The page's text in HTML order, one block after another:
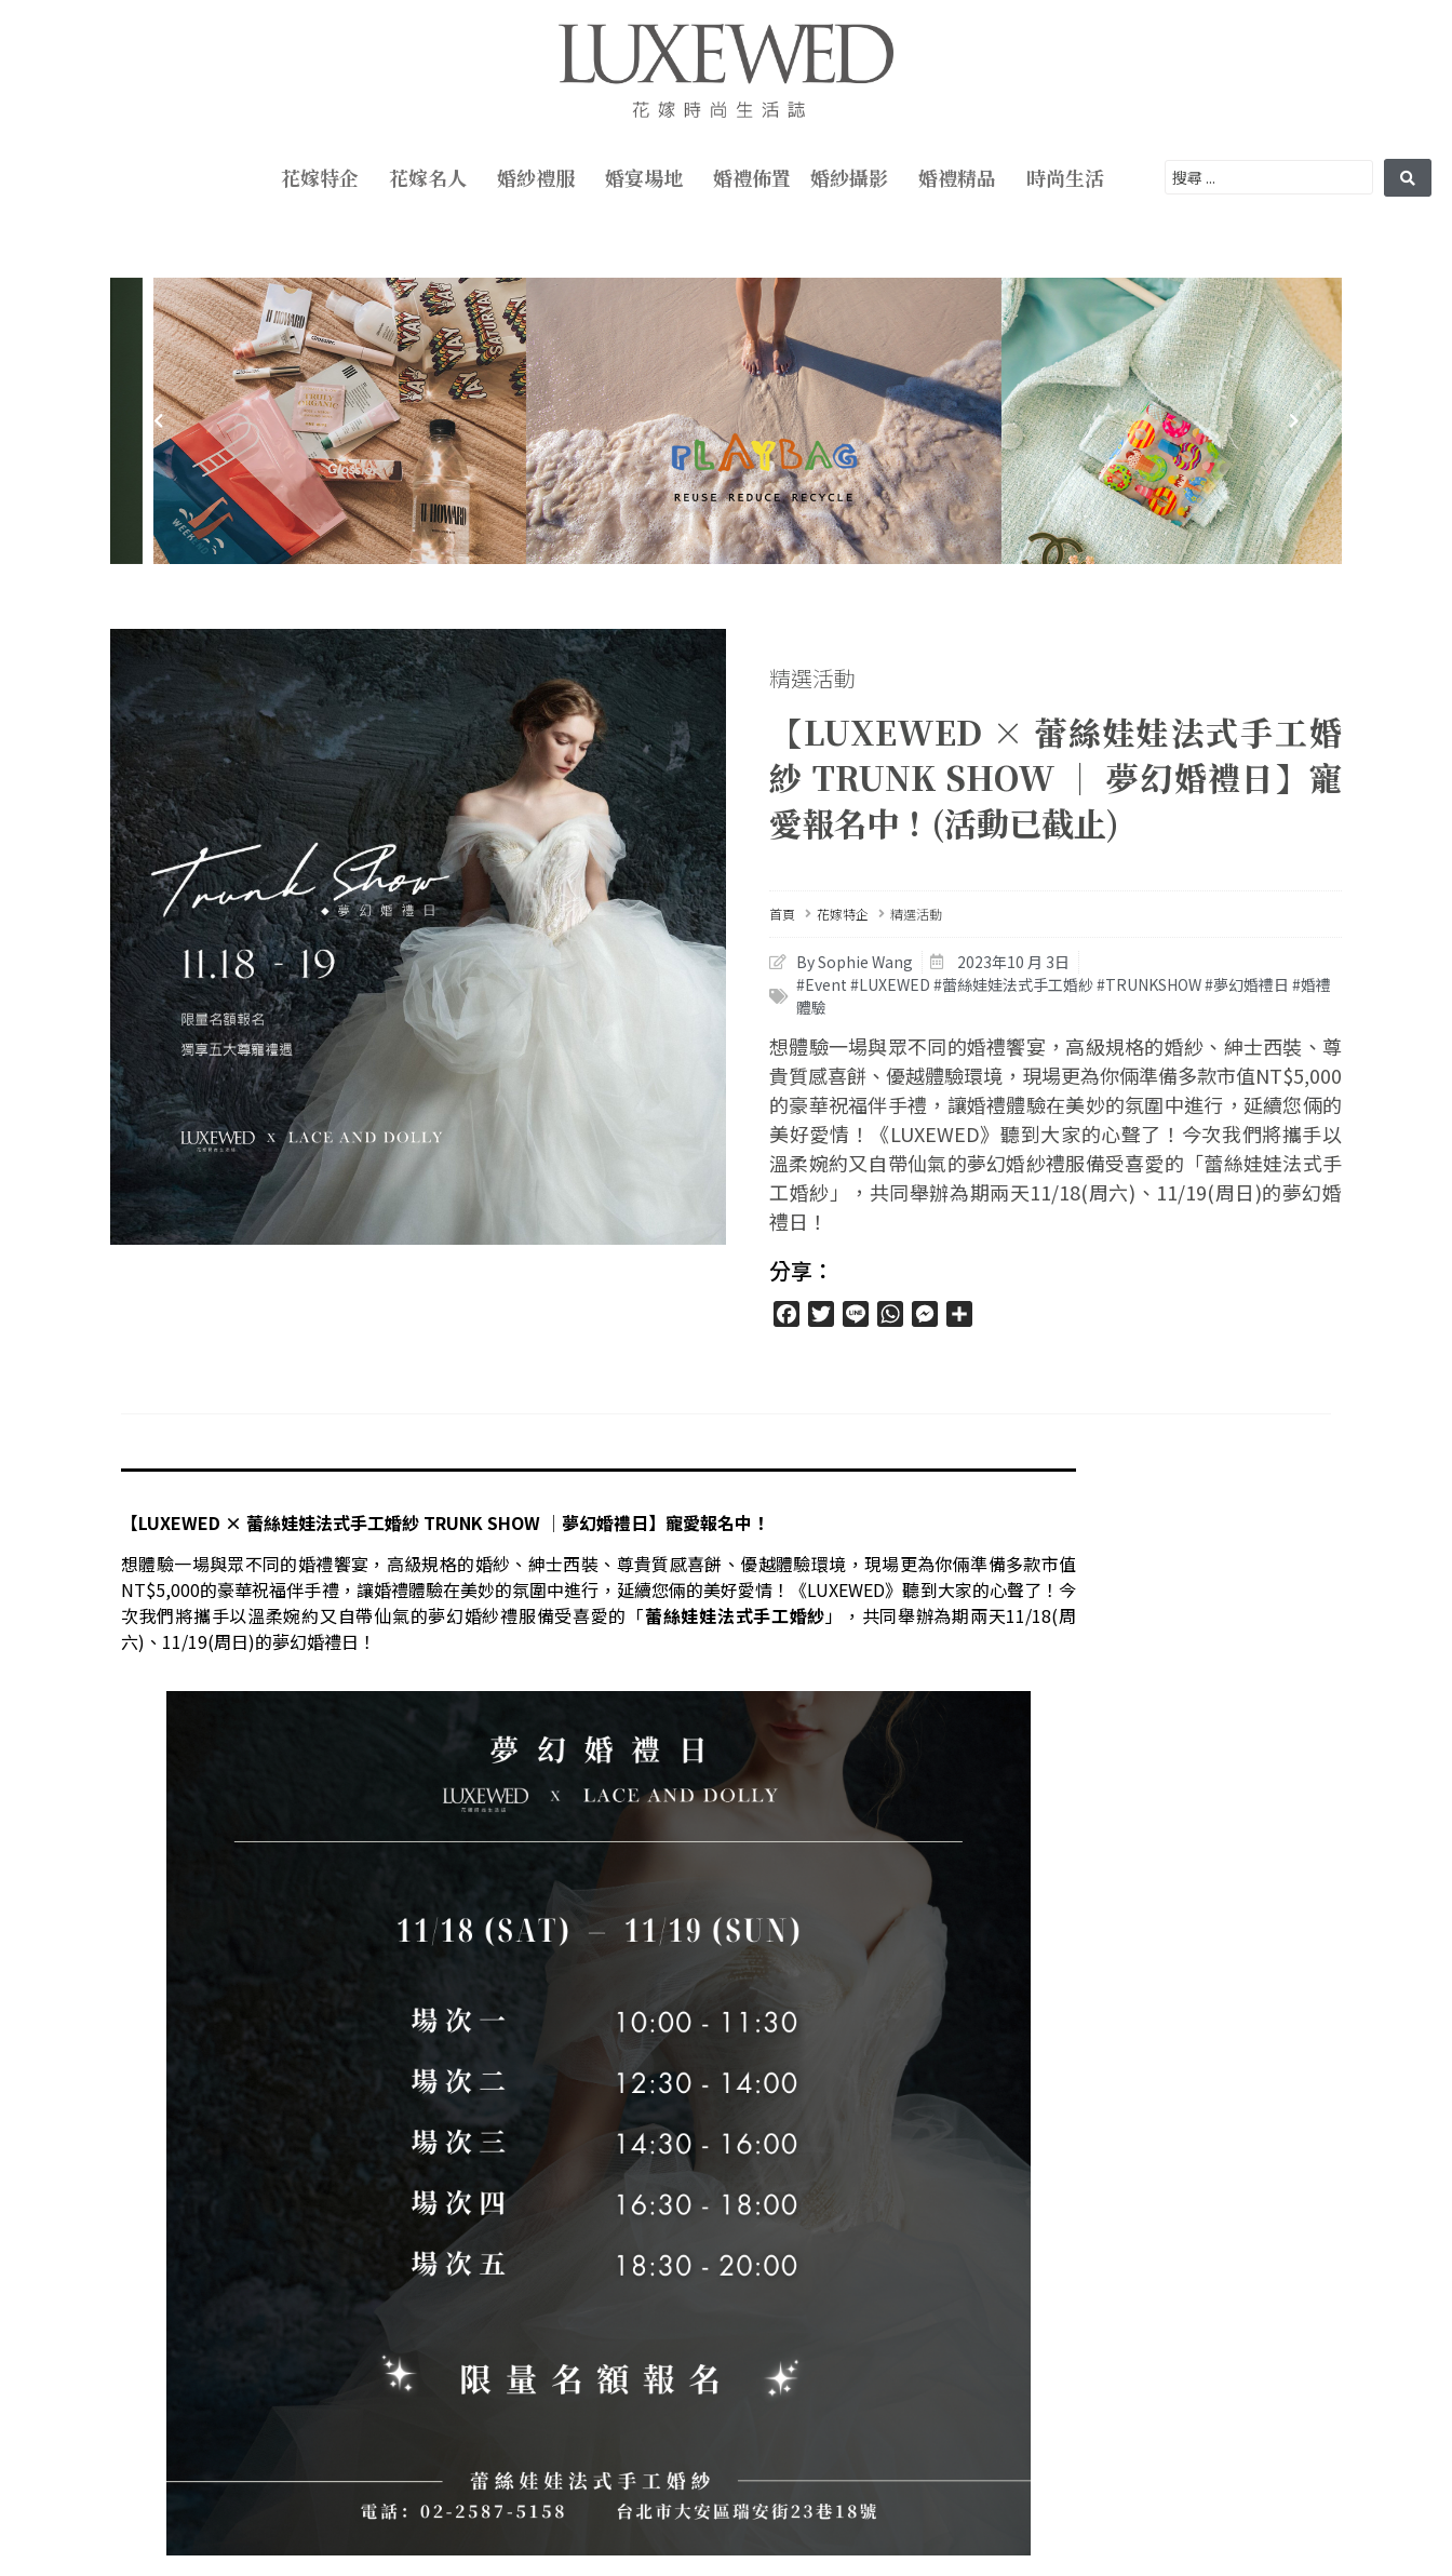
花嫁特企 花嫁名人 婚紗禮服 婚宴場地 婚禮佈置 婚紗攝影 婚禮精品 時尚生活
精選活動
【LUXEWED × 蕾絲娃娃法式手工婚
紗 TRUNK SHOW │ 夢幻婚禮日】寵
愛報名中！(活動已截止)
首頁 花嫁特企 精選活動
By Sophie Wang
2023年10 月 3日
#Event #LUXEWED #蕾絲娃娃法式手工婚紗 #TRUNKSHOW #夢幻婚禮日 #婚禮
體驗
想體驗一場與眾不同的婚禮饗宴，高級規格的婚紗、紳士西裝、尊
貴質感喜餅、優越體驗環境，現場更為你倆準備多款市值NT$5,000
的豪華祝福伴手禮，讓婚禮體驗在美妙的氛圍中進行，延續您倆的
美好愛情！《LUXEWED》聽到大家的心聲了！今次我們將攜手以
溫柔婉約又自帶仙氣的夢幻婚紗禮服備受喜愛的「蕾絲娃娃法式手
工婚紗」，共同舉辦為期兩天11/18(周六)、11/19(周日)的夢幻婚
禮日！
分享：
FacebookTwitter
Line WhatsAppMessenger
【LUXEWED × 蕾絲娃娃法式手工婚紗 TRUNK SHOW │夢幻婚禮日】寵愛報名中！
想體驗一場與眾不同的婚禮饗宴，高級規格的婚紗、紳士西裝、尊貴質感喜餅、優越體驗環境，現場更為你倆準備多款市值
NT$5,000的豪華祝福伴手禮，讓婚禮體驗在美妙的氛圍中進行，延續您倆的美好愛情！《LUXEWED》聽到大家的心聲了！今
次我們將攜手以溫柔婉約又自帶仙氣的夢幻婚紗禮服備受喜愛的「蕾絲娃娃法式手工婚紗」，共同舉辦為期兩天11/18(周
六)、11/19(周日)的夢幻婚禮日！